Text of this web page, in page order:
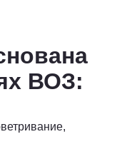
ВОЗ: